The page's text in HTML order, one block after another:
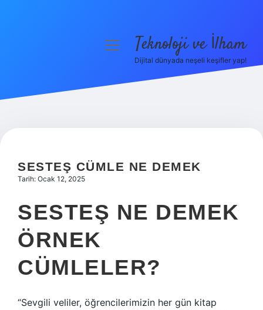
Hakkımızda
menüyüTeknoloji ve İlham
Dijital dünyada neşeli keşifler yap!
SESTEŞ CÜMLE NE DEMEK
Tarih: Ocak 12, 2025
SESTEŞ NE DEMEK
ÖRNEK
CÜMLELER?
“Sevgili veliler, öğrencilerimizin her gün kitap